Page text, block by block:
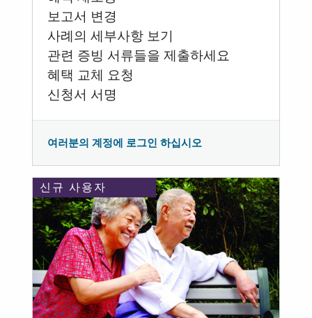
보고서 변경
사례의 세부사항 보기
관련 증빙 서류들을 제출하세요
혜택 교체 요청
신청서 서명
여러분의 계정에 로그인 하십시오
신규 사용자